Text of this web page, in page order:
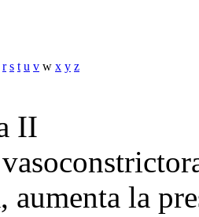
r s t u v w x y z
II
aumenta la